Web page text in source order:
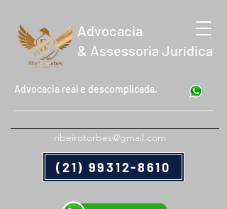
Advocacia
& Assessoria Jurídica
Advocacia real e descomplicada.
ribeirotorbes@gmail.com
(21) 99312-8610